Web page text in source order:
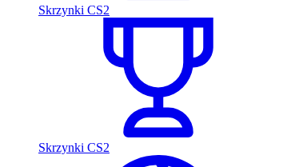
Skrzynki CS2
Skrzynki CS2